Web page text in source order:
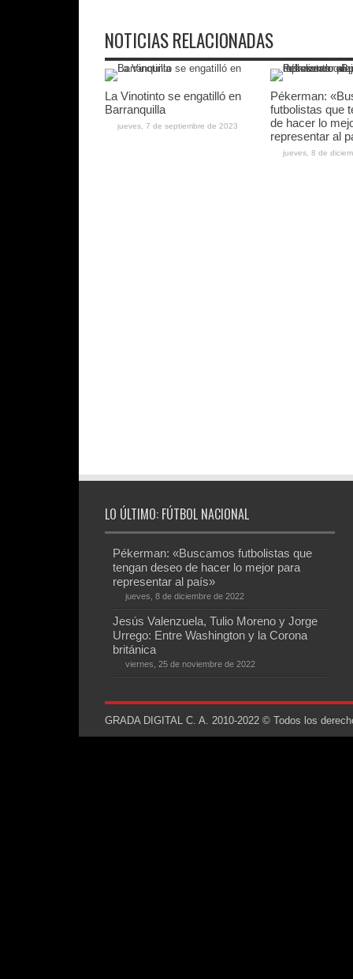
NOTICIAS RELACIONADAS
La Vinotinto se engatilló en
Barranquilla
jueves, 7 de septiembre de 2023
Pékerman:
futbolistas que
de hacer lo
representar al
jueves, 8 de
LO ÚLTIMO: FÚTBOL NACIONAL
Pékerman: «Buscamos futbolistas que
tengan deseo de hacer lo mejor para
representar al país»
jueves, 8 de diciembre de 2022
Jesús Valenzuela, Tulio Moreno y Jorge
Urrego: Entre Washington y la Corona
británica
viernes, 25 de noviembre de 2022
GRADA DIGITAL C. A. 2010-2022 © Todos los